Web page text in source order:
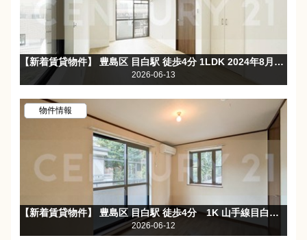
【新着賃貸物件】 豊島区 目白駅 徒歩4分 1LDK 2024年8月室内フルリノベーション！角部屋☆駅近☆1階まいばすけっと☆
2026-06-13
物件情報
【新着賃貸物件】 豊島区 目白駅 徒歩4分 1K 山手線目白駅徒歩4分でアクセス便利☆バストイレ別・独立洗面台☆
2026-06-12